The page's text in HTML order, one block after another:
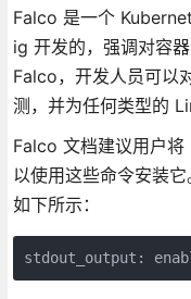
Falco 是一个
ig 开发的，强调对容
Falco，开发人员可以
测，并为任何类型的
Falco 文档建议用户
以使用这些命令安装
如下所示：
stdout_output: